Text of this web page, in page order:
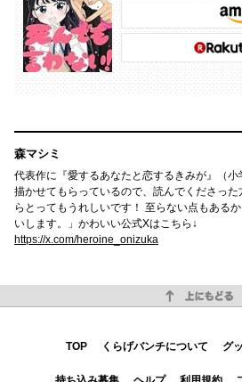
森マシミ
代表作に『愛するあなたと恋するきみが』（小
描かせてもらっているので、読んでくださっ
らとってもうれしいです！ 至らない点もある
いします。」かわいい公式Xはこちら↓
https://x.com/heroine_onizuka
TOP くらげバンチについて グ